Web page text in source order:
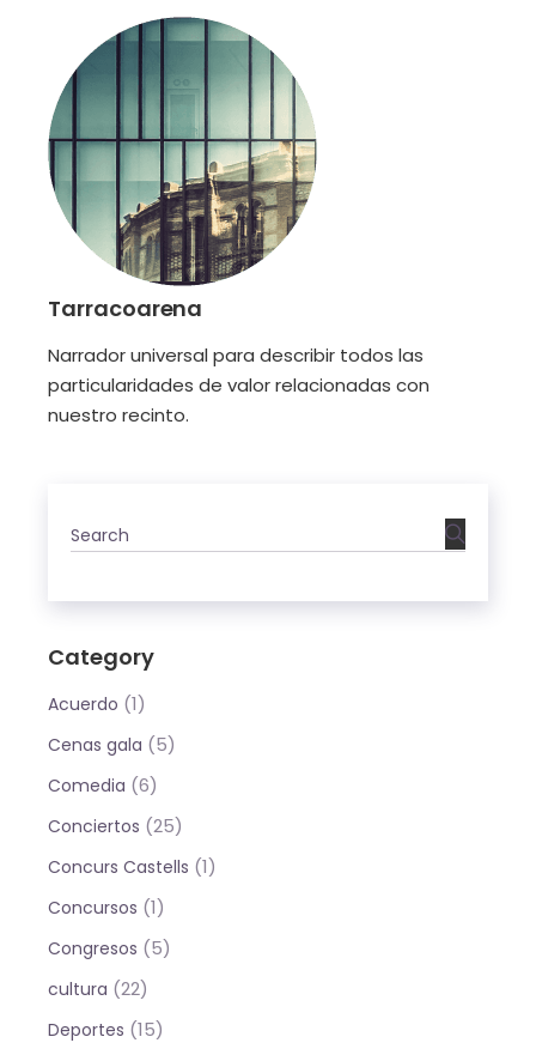
Tarracoarena
Narrador universal para describir todos las
particularidades de valor relacionadas con
nuestro recinto.
Category
Acuerdo (1)
Cenas gala (5)
Comedia (6)
Conciertos (25)
Concurs Castells (1)
Concursos (1)
Congresos (5)
cultura (22)
Deportes (15)